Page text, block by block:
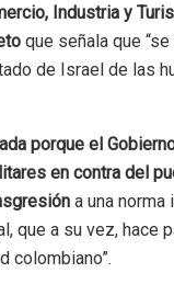
Industria y
que señala que
de Israel de las
porque el
en contra del
a una
que a su vez, hace
colombiano”.